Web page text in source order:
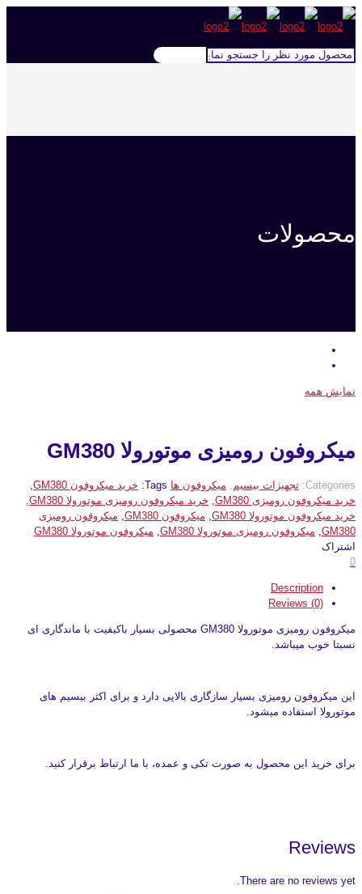
محصولات
نمایش همه
میکروفون رومیزی موتورولا GM380
Categories: تجهیزات بیسیم میکروفون ها Tags: خرید میکروفون GM380
خرید میکروفون رومیزی GM380
خرید میکروفون رومیزی موتورولا GM380
خرید میکروفون موتورولا GM380
میکروفون GM380
میکروفون رومیزی
GM380 میکروفون رومیزی موتورولا GM380
میکروفون موتورولا GM380
اشتراک
0
Description
Reviews (0)
میکروفون رومیزی موتورولا GM380 محصولی بسیار باکیفیت با ماندگاری ای
نسبتا خوب میباشد.
این میکروفون رومیزی بسیار سازگاری بالایی دارد و برای اکثر بیسیم های
موتورولا استفاده میشود.
برای خرید این محصول به صورت تکی و عمده، با ما ارتباط برقرار کنید.
Reviews
There are no reviews yet.